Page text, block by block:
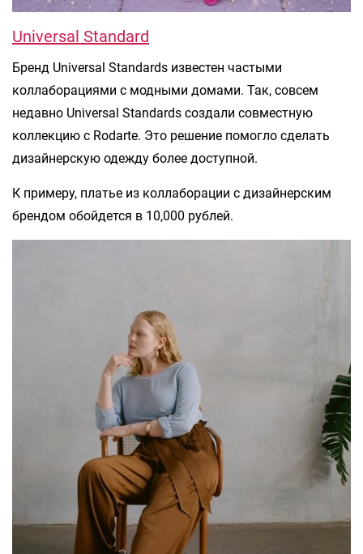
Universal Standard
Бренд Universal Standards известен частыми
коллаборациями с модными домами. Так, совсем
недавно Universal Standards создали совместную
коллекцию с Rodarte. Это решение помогло сделать
дизайнерскую одежду более доступной.
К примеру, платье из коллаборации с дизайнерским
брендом обойдется в 10,000 рублей.